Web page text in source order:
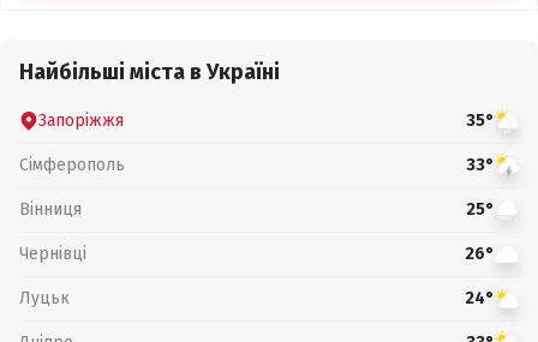
Найбільші міста в Україні
Запоріжжя 35°
Сімферополь 33°
Вінниця 25°
Чернівці 26°
Луцьк 24°